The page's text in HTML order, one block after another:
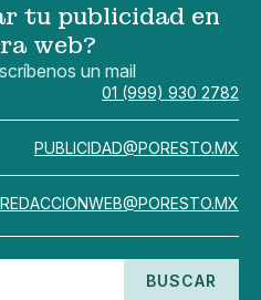
tu publicidad en
web?
un mail
01 (999) 930 2782
PUBLICIDAD@PORESTO.MX
REDACCIONWEB@PORESTO.MX
BUSCAR